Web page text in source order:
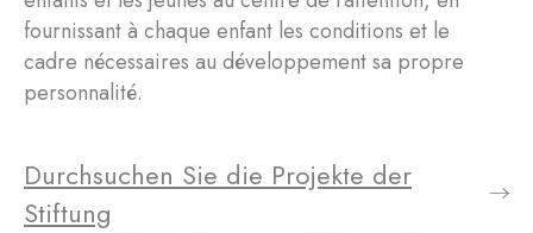
fournissant à chaque enfant les conditions et le
cadre nécessaires au développement sa propre
personnalité.
Durchsuchen Sie die Projekte der
Stiftung